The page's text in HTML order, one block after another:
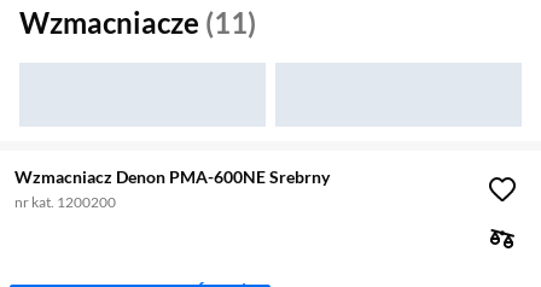
Wzmacniacze (11)
Wzmacniacz Denon PMA-600NE Srebrny
nr kat. 1200200